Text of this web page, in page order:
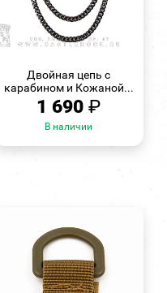
Двойная цепь с
карабином и Кожаной...
1 690 ₽
В наличии